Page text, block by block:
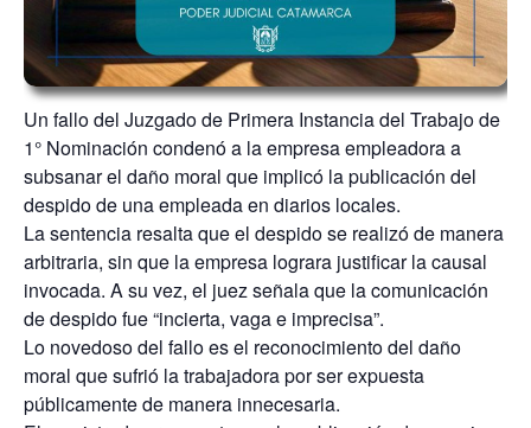
Un fallo del Juzgado de Primera Instancia del Trabajo de
1° Nominación condenó a la empresa empleadora a
subsanar el daño moral que implicó la publicación del
despido de una empleada en diarios locales.
La sentencia resalta que el despido se realizó de manera
arbitraria, sin que la empresa lograra justificar la causal
invocada. A su vez, el juez señala que la comunicación
de despido fue “incierta, vaga e imprecisa”.
Lo novedoso del fallo es el reconocimiento del daño
moral que sufrió la trabajadora por ser expuesta
públicamente de manera innecesaria.